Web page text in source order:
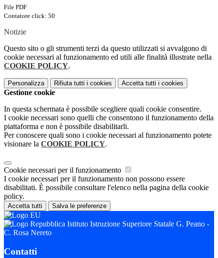
File PDF
Contatore click: 50
Notizie
Questo sito o gli strumenti terzi da questo utilizzati si avvalgono di
cookie necessari al funzionamento ed utili alle finalità illustrate nella
COOKIE POLICY.
Personalizza Rifiuta tutti i cookies Accetta tutti i cookies
Gestione cookie
In questa schermata è possibile scegliere quali cookie consentire.
I cookie necessari sono quelli che consentono il funzionamento della
piattaforma e non è possibile disabilitarli.
Per conoscere quali sono i cookie necessari al funzionamento potete
visionare la COOKIE POLICY.
Cookie necessari per il funzionamento
I cookie necessari per il funzionamento non possono essere
disabilitati. È possibile consultare l'elenco nella pagina della cookie
policy.
Accetta tutti Salva le preferenze
Istituto Istruzione Superiore Statale G. Peano -
C. Rosa Nereto
Contatti